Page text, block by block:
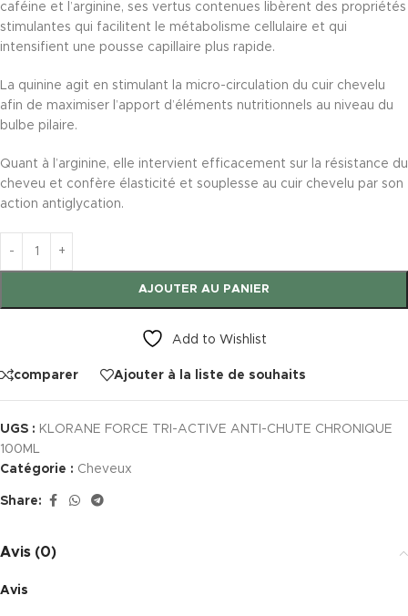
caféine et l’arginine, ses vertus contenues libèrent des propriétés
stimulantes qui facilitent le métabolisme cellulaire et qui
intensifient une pousse capillaire plus rapide.
La quinine agit en stimulant la micro-circulation du cuir chevelu
afin de maximiser l’apport d’éléments nutritionnels au niveau du
bulbe pilaire.
Quant à l’arginine, elle intervient efficacement sur la résistance du
cheveu et confère élasticité et souplesse au cuir chevelu par son
action antiglycation.
AJOUTER AU PANIER
Add to Wishlist
comparer Ajouter à la liste de souhaits
UGS : KLORANE FORCE TRI-ACTIVE ANTI-CHUTE CHRONIQUE
100ML
Catégorie : Cheveux
Share:
Avis (0)
Avis